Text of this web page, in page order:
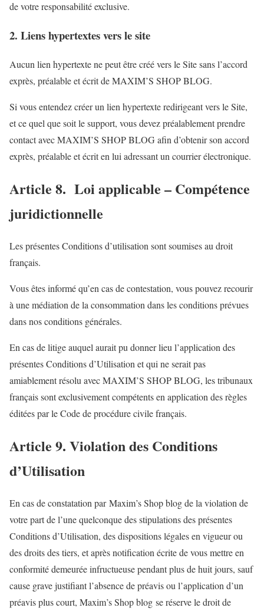
de votre responsabilité exclusive.
2. Liens hypertextes vers le site
Aucun lien hypertexte ne peut être créé vers le Site sans l’accord
exprès, préalable et écrit de MAXIM’S SHOP BLOG.
Si vous entendez créer un lien hypertexte redirigeant vers le Site,
et ce quel que soit le support, vous devez préalablement prendre
contact avec MAXIM’S SHOP BLOG afin d’obtenir son accord
exprès, préalable et écrit en lui adressant un courrier électronique.
Article 8. Loi applicable – Compétence
juridictionnelle
Les présentes Conditions d’utilisation sont soumises au droit
français.
Vous êtes informé qu’en cas de contestation, vous pouvez recourir
à une médiation de la consommation dans les conditions prévues
dans nos conditions générales.
En cas de litige auquel aurait pu donner lieu l’application des
présentes Conditions d’Utilisation et qui ne serait pas
amiablement résolu avec MAXIM’S SHOP BLOG, les tribunaux
français sont exclusivement compétents en application des règles
éditées par le Code de procédure civile français.
Article 9. Violation des Conditions
d’Utilisation
En cas de constatation par Maxim’s Shop blog de la violation de
votre part de l’une quelconque des stipulations des présentes
Conditions d’Utilisation, des dispositions légales en vigueur ou
des droits des tiers, et après notification écrite de vous mettre en
conformité demeurée infructueuse pendant plus de huit jours, sauf
cause grave justifiant l’absence de préavis ou l’application d’un
préavis plus court, Maxim’s Shop blog se réserve le droit de